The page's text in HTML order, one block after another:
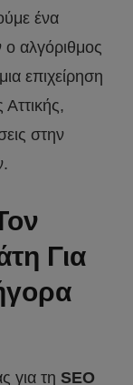
ένα
ο αλγόριθμος
επιχείρηση
στην
Για
για τη SEO